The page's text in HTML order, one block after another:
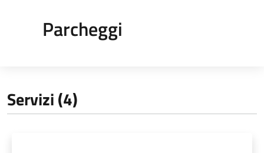
Parcheggi
Servizi (4)